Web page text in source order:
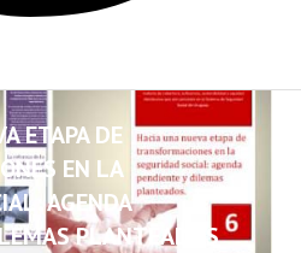
ETAPA DE
EN LA
AGENDA
PLANTEADOS